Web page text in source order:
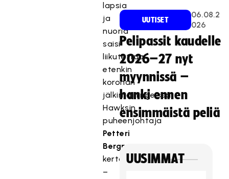
lapsia
ja
nuoria
saisi
liikutettua
etenkin
koronan
jälkimainingeissa,
Hawksin
puheenjohtaja
Petteri
Bergman
kertoo.
–
UUTISET
06.08.2
026
Pelipassit kaudelle
2026–27 nyt
myynnissä –
hanki ennen
ensimmäistä peliä
UUSIMMAT